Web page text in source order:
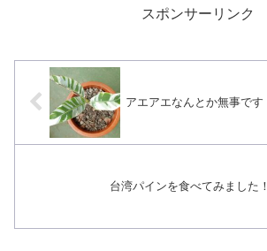
スポンサーリンク
アエアエなんとか無事です
台湾パインを食べてみました！